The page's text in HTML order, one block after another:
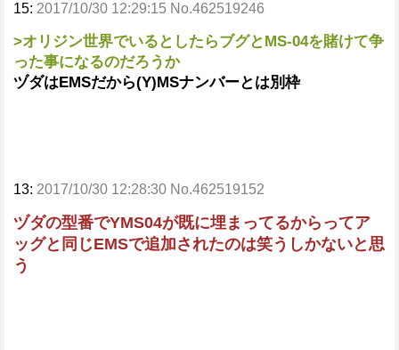
15: 2017/10/30 12:29:15 No.462519246
>オリジン世界でいるとしたらブグとMS-04を賭けて争
った事になるのだろうか
ヅダはEMSだから(Y)MSナンバーとは別枠
13: 2017/10/30 12:28:30 No.462519152
ヅダの型番でYMS04が既に埋まってるからってア
ッグと同じEMSで追加されたのは笑うしかないと思
う